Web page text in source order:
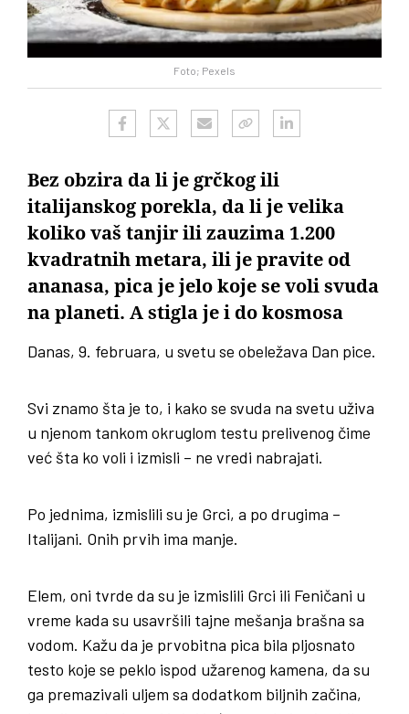
Foto; Pexels
Bez obzira da li je grčkog ili
italijanskog porekla, da li je velika
koliko vaš tanjir ili zauzima 1.200
kvadratnih metara, ili je pravite od
ananasa, pica je jelo koje se voli svuda
na planeti. A stigla je i do kosmosa
Danas, 9. februara, u svetu se obeležava Dan pice.
Svi znamo šta je to, i kako se svuda na svetu uživa
u njenom tankom okruglom testu prelivenog čime
već šta ko voli i izmisli – ne vredi nabrajati.
Po jednima, izmislili su je Grci, a po drugima –
Italijani. Onih prvih ima manje.
Elem, oni tvrde da su je izmislili Grci ili Feničani u
vreme kada su usavršili tajne mešanja brašna sa
vodom. Kažu da je prvobitna pica bila pljosnato
testo koje se peklo ispod užarenog kamena, da su
ga premazivali uljem sa dodatkom biljnih začina,